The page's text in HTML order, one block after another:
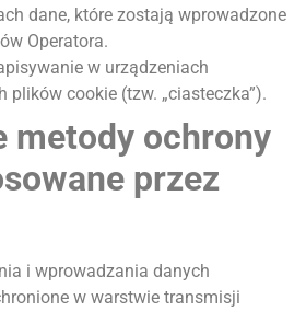
dane, które zostają wprowadzone
Operatora.
w urządzeniach
plików cookie (tzw. „ciasteczka”).
metody ochrony
przez
i wprowadzania danych
w warstwie transmisji